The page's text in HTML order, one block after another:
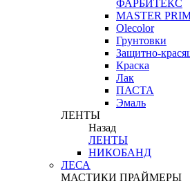
ФАРБИТЕКС
MASTER
Olecolor
Грунтовки
Защитно-
Краска
Лак
ПАСТА
Эмаль
ЛЕНТЫ
Назад
ЛЕНТЫ
НИКОБАНД
ЛЕСА
МАСТИКИ ПРАЙМЕРЫ